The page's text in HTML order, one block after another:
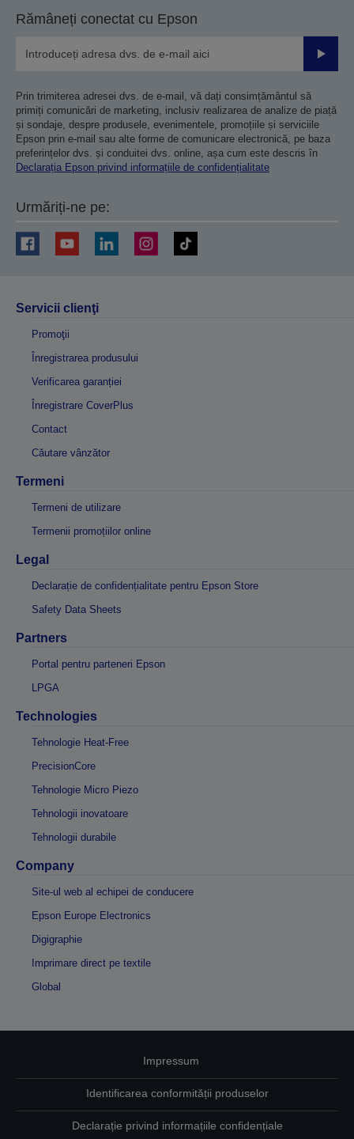
Rămâneți conectat cu Epson
Prin trimiterea adresei dvs. de e-mail, vă dați consimțământul să
primiți comunicări de marketing, inclusiv realizarea de analize de piață
și sondaje, despre produsele, evenimentele, promoțiile și serviciile
Epson prin e-mail sau alte forme de comunicare electronică, pe baza
preferințelor dvs. și conduitei dvs. online, așa cum este descris în
Declarația Epson privind informațiile de confidențialitate
Urmăriți-ne pe:
Servicii clienţi
Promoţii
Înregistrarea produsului
Verificarea garanției
Înregistrare CoverPlus
Contact
Căutare vânzător
Termeni
Termeni de utilizare
Termenii promoțiilor online
Legal
Declarație de confidențialitate pentru Epson Store
Safety Data Sheets
Partners
Portal pentru parteneri Epson
LPGA
Technologies
Tehnologie Heat-Free
PrecisionCore
Tehnologie Micro Piezo
Tehnologii inovatoare
Tehnologii durabile
Company
Site-ul web al echipei de conducere
Epson Europe Electronics
Digigraphie
Imprimare direct pe textile
Global
Impressum
Identificarea conformității produselor
Declarație privind informațiile confidențiale